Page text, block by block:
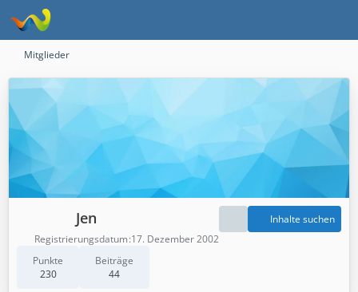
Mitglieder
Jen
Punkte
230
Beiträge
44
Inhalte suchen
Registrierungsdatum 17. Dezember 2002